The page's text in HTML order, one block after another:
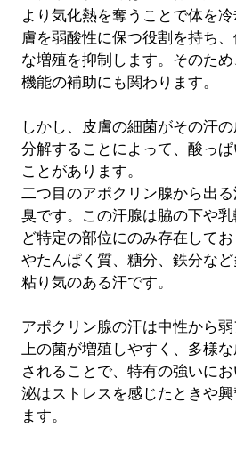
より気化熱を奪うことで体を
膚を弱酸性に保つ役割を持ち
な増殖を抑制します。そのた
機能の補助にも関わります。
しかし、皮膚の細菌がその汗
分解することによって、酸っ
ことがあります。
二つ目のアポクリン腺から出
臭です。この汗腺は脇の下や
ど特定の部位にのみ存在して
やたんぱく質、糖分、鉄分など
粘り気のある汗です。
アポクリン腺の汗は中性から
上の菌が増殖しやすく、多様
されることで、特有の強いに
泌はストレスを感じたときや
ます。